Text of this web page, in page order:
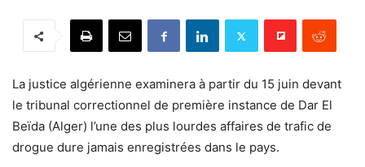
La justice algérienne examinera à partir du 15 juin devant
le tribunal correctionnel de première instance de Dar El
Beïda (Alger) l’une des plus lourdes affaires de trafic de
drogue dure jamais enregistrées dans le pays.